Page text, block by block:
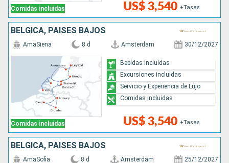
Comidas incluidas US$ 3,540 +Tasas
BÉLGICA, PAISES BAJOS
Comidas incluidas
AmaSiena 8 d Amsterdam 30/12/2027
US$ 3,540 +Tasas
Bebidas incluidas
Excursiones incluidas
Servicio y Experiencia de Lujo
Comidas incluidas
BÉLGICA, PAISES BAJOS
AmaSofia 8 d Amsterdam 25/12/2027